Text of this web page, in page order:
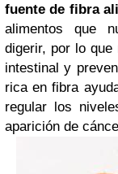
fuente de fibra
alimentos que
digerir, por lo que
intestinal y
rica en fibra
regular los
aparición de